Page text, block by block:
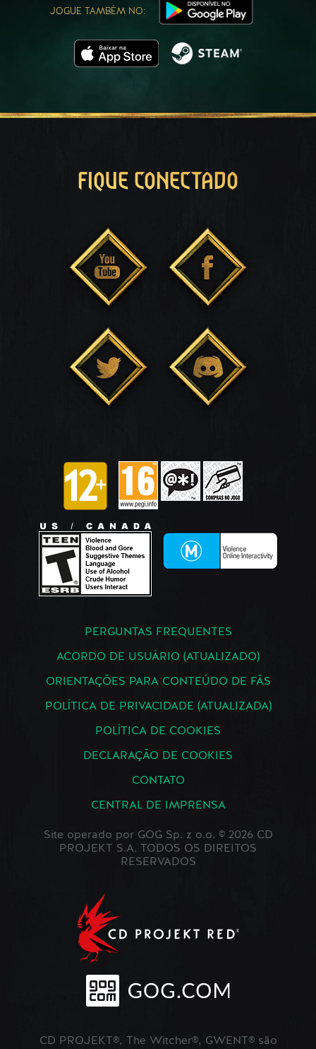
JOGUE TAMBÉM NO:
FIQUE CONECTADO
PERGUNTAS FREQUENTES
ACORDO DE USUÁRIO (ATUALIZADO)
ORIENTAÇÕES PARA CONTEÚDO DE FÃS
POLÍTICA DE PRIVACIDADE (ATUALIZADA)
POLÍTICA DE COOKIES
DECLARAÇÃO DE COOKIES
CONTATO
CENTRAL DE IMPRENSA
Site operado por GOG Sp. z o.o. © 2026 CD
PROJEKT S.A. TODOS OS DIREITOS
RESERVADOS
CD PROJEKT®, The Witcher®, GWENT® são